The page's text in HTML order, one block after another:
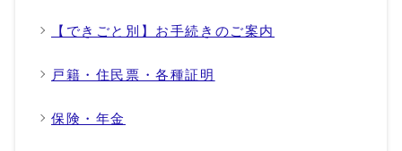
【できごと別】お手続きのご案内
戸籍・住民票・各種証明
保険・年金